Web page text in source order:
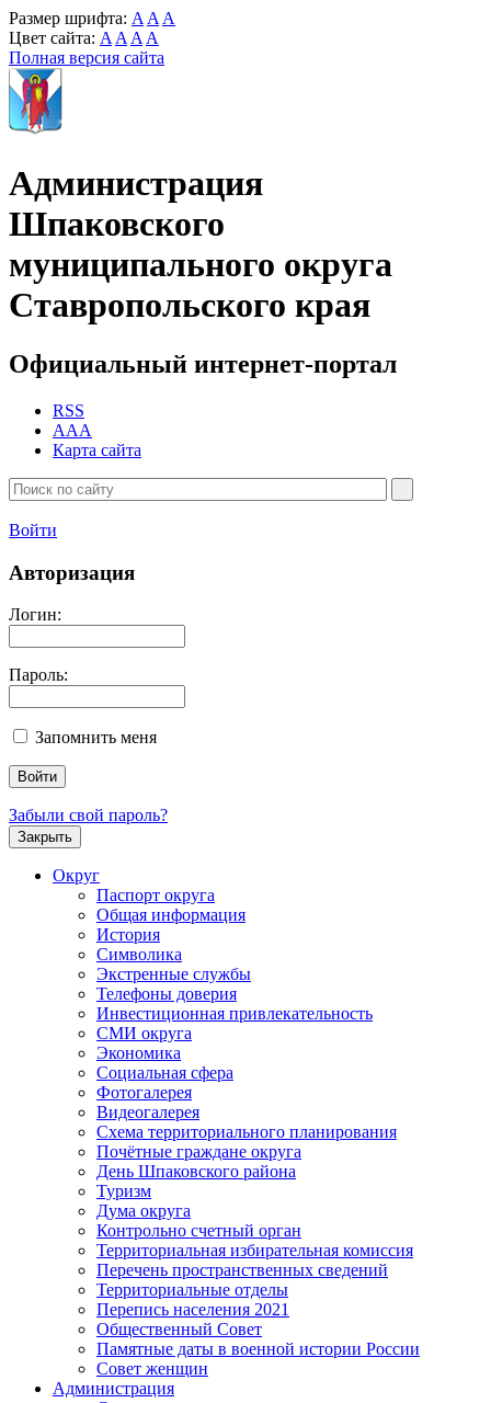
Размер шрифта: A A A
Цвет сайта: A A A A
Полная версия сайта
Администрация
Шпаковского
муниципального округа
Ставропольского края
Официальный интернет-портал
RSS
AAA
Карта сайта
Войти
Авторизация
Логин:
Пароль:
Запомнить меня
Забыли свой пароль?
Закрыть
Округ
Паспорт округа
Общая информация
История
Символика
Экстренные службы
Телефоны доверия
Инвестиционная привлекательность
СМИ округа
Экономика
Социальная сфера
Фотогалерея
Видеогалерея
Схема территориального планирования
Почётные граждане округа
День Шпаковского района
Туризм
Дума округа
Контрольно счетный орган
Территориальная избирательная комиссия
Перечень пространственных сведений
Территориальные отделы
Перепись населения 2021
Общественный Совет
Памятные даты в военной истории России
Совет женщин
Администрация